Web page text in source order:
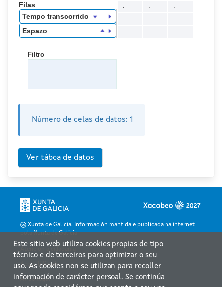
Filas
Tempo transcorrido
Espazo
Filtro
Número de celas de datos: 1
Xunta de Galicia. Información mantida e publicada na internet
pola Xunta de Galicia
Accesibilidade
Aviso legal
Este sitio web utiliza cookies propias de tipo
técnico e de terceiros para optimizar o seu
uso. As cookies non se utilizan para recoller
información de carácter persoal. Se continúa